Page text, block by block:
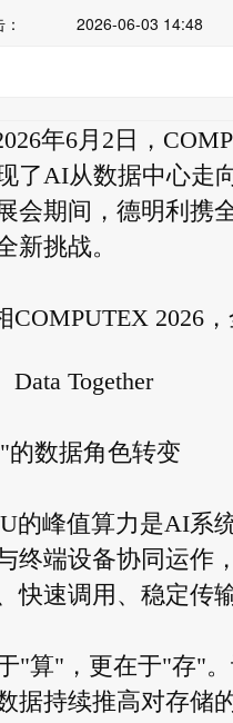
2026-06-03 14:48
年6月2日，
了AI从数据中心走
会期间，德明利携
新挑战。
COMPUTEX 2026
Data Together
数据角色转变
的峰值算力是AI系
终端设备协同运作
快速调用、稳定传输
"算"，更在于"存"
据持续推高对存储